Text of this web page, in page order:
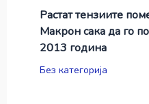
Растат тензиите
Макрон сака да го
2013 година
Без категорија